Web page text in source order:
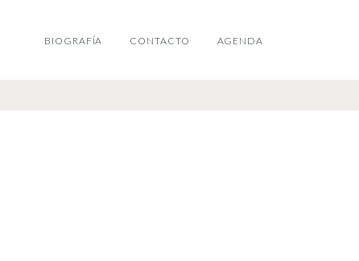
BIOGRAFÍA CONTACTO AGENDA